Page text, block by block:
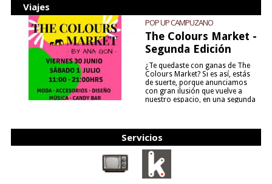
Viajes
POP UP CAMPUZANO
The Colours Market -
Segunda Edición
¿Te quedaste con ganas de The
Colours Market? Si es así, estás
de suerte, porque anunciamos
con gran ilusión que vuelve a
nuestro espacio, en una segunda
Servicios